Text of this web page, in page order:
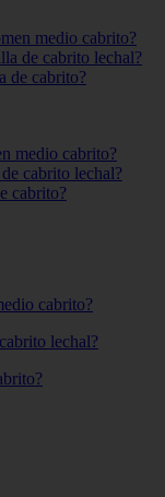
medio cabrito?
de cabrito lechal?
de cabrito?
medio cabrito?
cabrito lechal?
cabrito?
cabrito?
lechal?